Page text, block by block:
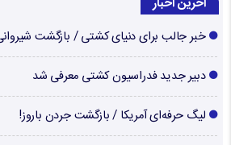
خبر جالب برای دنیای کشتی / بازگشت
دبیر جدید فدراسیون کشتی معرفی شد
لیگ حرفه‌ای آمریکا / بازگشت جردن باروز!